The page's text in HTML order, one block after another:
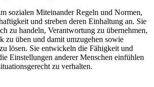
sozialen Miteinander Regeln und Normen,
und streben deren Einhaltung an. Sie
zu handeln, Verantwortung zu übernehmen,
zu üben und damit umzugehen sowie
lösen. Sie entwickeln die Fähigkeit und
Einstellungen anderer Menschen einfühlen
zu verhalten.